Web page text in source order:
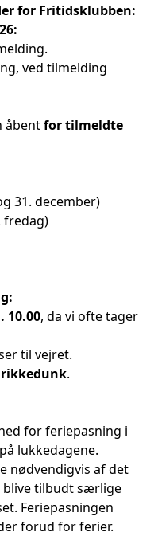
for Fritidsklubben:
ved tilmelding
åbentfor tilmeldte
31. december)
fredag)
10.00, da vi ofte tager
til vejret.
.
for feriepasning i
lukkedagene.
nødvendigvis af det
blive tilbudt særlige
Feriepasningen
forud for ferier.